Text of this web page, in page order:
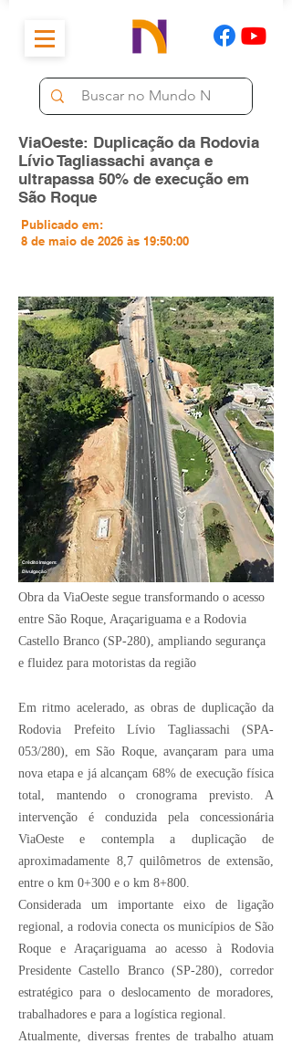
ViaOeste: Duplicação da Rodovia
Lívio Tagliassachi avança e
ultrapassa 50% de execução em
São Roque
Publicado em:
8 de maio de 2026 às 19:50:00
Divulgação
Crédito Imagem:
Obra da ViaOeste segue transformando o acesso
entre São Roque, Araçariguama e a Rodovia
Castello Branco (SP-280), ampliando segurança
e fluidez para motoristas da região
Em ritmo acelerado, as obras de duplicação da
Rodovia Prefeito Lívio Tagliassachi (SPA-
053/280), em São Roque, avançaram para uma
nova etapa e já alcançam 68% de execução física
total, mantendo o cronograma previsto. A
intervenção é conduzida pela concessionária
ViaOeste e contempla a duplicação de
aproximadamente 8,7 quilômetros de extensão,
entre o km 0+300 e o km 8+800.
Considerada um importante eixo de ligação
regional, a rodovia conecta os municípios de São
Roque e Araçariguama ao acesso à Rodovia
Presidente Castello Branco (SP-280), corredor
estratégico para o deslocamento de moradores,
trabalhadores e para a logística regional.
Atualmente, diversas frentes de trabalho atuam